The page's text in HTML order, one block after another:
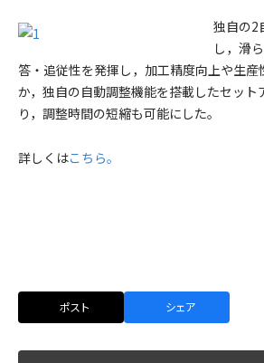
独自の2
し，滑
答・追従性を発揮し，加工精度向上や生
か，独自の自動調整機能を搭載したセット
り，調整時間の短縮も可能にした。
詳しくはこちら。
ポスト シェア